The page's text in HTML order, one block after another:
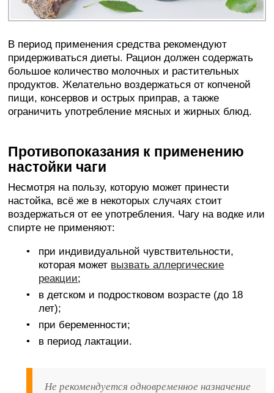
В период применения средства рекомендуют
придерживаться диеты. Рацион должен содержать
большое количество молочных и растительных
продуктов. Желательно воздержаться от копченой
пищи, консервов и острых приправ, а также
ограничить употребление мясных и жирных блюд.
Противопоказания к применению
настойки чаги
Несмотря на пользу, которую может принести
настойка, всё же в некоторых случаях стоит
воздержаться от ее употребления. Чагу на водке или
спирте не применяют:
при индивидуальной чувствительности,
которая может вызвать аллергические
реакции;
в детском и подростковом возрасте (до 18
лет);
при беременности;
в период лактации.
Не рекомендуется одновременное назначение